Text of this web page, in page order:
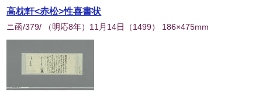
高枕軒<赤松>性喜書状
ニ函/379/ （明応8年）11月14日 （1499） 186×475mm